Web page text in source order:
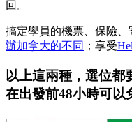
回。
搞定學員的機票、保險
辦加拿大的不同 ；享受
以上這兩種，選位都
在出發前48小時可以